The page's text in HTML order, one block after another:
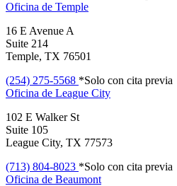
Oficina de Temple
16 E Avenue A
Suite 214
Temple, TX 76501
(254) 275-5568 *Solo con cita previa
Oficina de League City
102 E Walker St
Suite 105
League City, TX 77573
(713) 804-8023 *Solo con cita previa
Oficina de Beaumont